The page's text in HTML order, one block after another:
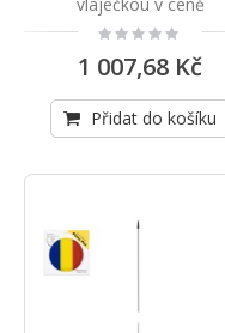
Rating:
1 007,68 Kč
Přidat do košíku